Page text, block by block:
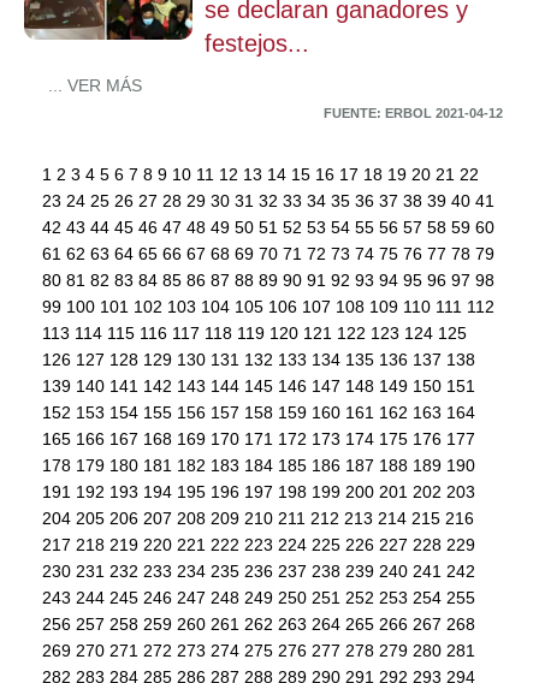
se declaran ganadores y
festejos...
... VER MÁS
FUENTE: ERBOL 2021-04-12
1 2 3 4 5 6 7 8 9 10 11 12 13 14 15 16 17 18 19 20 21 22
23 24 25 26 27 28 29 30 31 32 33 34 35 36 37 38 39 40 41
42 43 44 45 46 47 48 49 50 51 52 53 54 55 56 57 58 59 60
61 62 63 64 65 66 67 68 69 70 71 72 73 74 75 76 77 78 79
80 81 82 83 84 85 86 87 88 89 90 91 92 93 94 95 96 97 98
99 100 101 102 103 104 105 106 107 108 109 110 111 112
113 114 115 116 117 118 119 120 121 122 123 124 125
126 127 128 129 130 131 132 133 134 135 136 137 138
139 140 141 142 143 144 145 146 147 148 149 150 151
152 153 154 155 156 157 158 159 160 161 162 163 164
165 166 167 168 169 170 171 172 173 174 175 176 177
178 179 180 181 182 183 184 185 186 187 188 189 190
191 192 193 194 195 196 197 198 199 200 201 202 203
204 205 206 207 208 209 210 211 212 213 214 215 216
217 218 219 220 221 222 223 224 225 226 227 228 229
230 231 232 233 234 235 236 237 238 239 240 241 242
243 244 245 246 247 248 249 250 251 252 253 254 255
256 257 258 259 260 261 262 263 264 265 266 267 268
269 270 271 272 273 274 275 276 277 278 279 280 281
282 283 284 285 286 287 288 289 290 291 292 293 294